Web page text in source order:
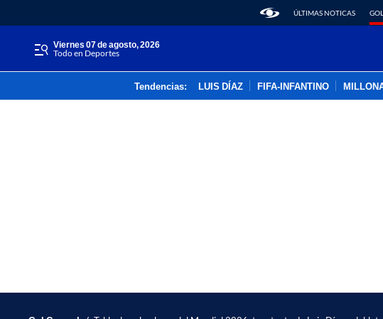
ÚLTIMAS NOTICAS
viernes 07 de agosto, 2026
Todo en Deportes
Tendencias: LUIS DÍAZ FIFA-INFANTINO